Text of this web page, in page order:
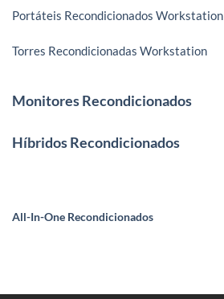
Portáteis Recondicionados Workstation
Torres Recondicionadas Workstation
Monitores Recondicionados
Híbridos Recondicionados
All-In-One Recondicionados